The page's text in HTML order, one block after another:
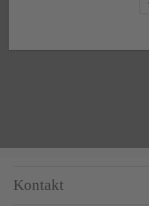
Kontakt